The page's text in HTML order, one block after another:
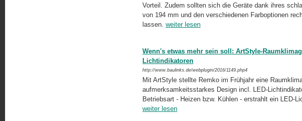
Vorteil. Zudem sollten sich die Geräte dank ihres
von 194 mm und den verschiedenen Farboptionen
lassen. weiter lesen
Wenn's etwas mehr sein soll: ArtStyle-
Lichtindikatoren
http://www.baulinks.de/webplugin/2016/1149.php4
Mit ArtStyle stellte Remko im Frühjahr eine
aufmerksamkeitsstarkes Design incl. LED-
Betriebsart - Heizen bzw. Kühlen - erstrahlt ein LED-
weiter lesen